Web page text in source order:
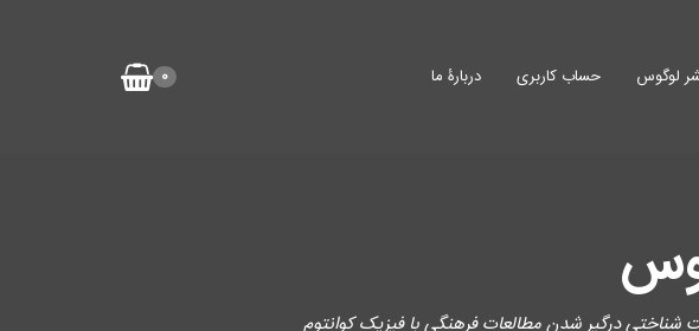
0 لوگوس حساب کاربری دربارۀ ما
درگیر شدن مطالعات فرهنگی با فیزیک کوانتوم